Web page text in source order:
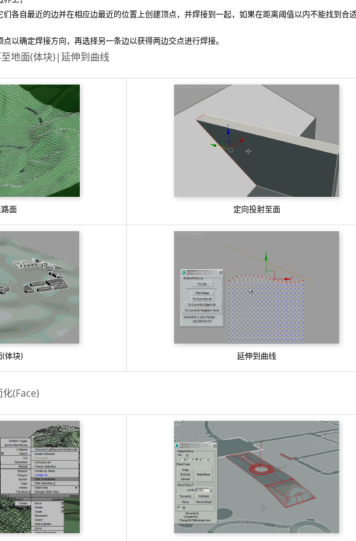
们各自最近的边并在相应边最近的位置上创建顶点，并焊接到一起，如果在距离阈值以内不能找到合
以确定焊接方向，再选择另一条边以获得两边交点进行焊接。
地面(体块)|延伸到曲线
面 定向投射至面
(体块) 延伸到曲线
(Face)